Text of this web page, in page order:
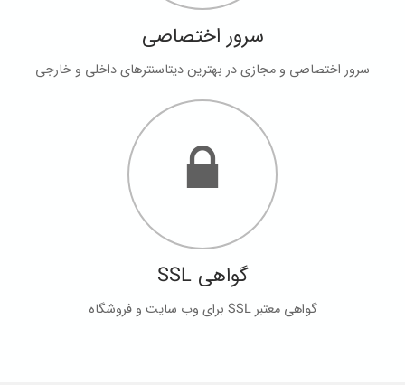
سرور اختصاصی
سرور اختصاصی و مجازی در بهترین دیتاسنترهای داخلی و خارجی
گواهی SSL
گواهی معتبر SSL برای وب سایت و فروشگاه